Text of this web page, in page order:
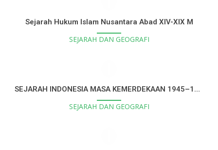
Sejarah Hukum Islam Nusantara Abad XIV-XIX M
SEJARAH DAN GEOGRAFI
SEJARAH INDONESIA MASA KEMERDEKAAN 1945–1998
SEJARAH DAN GEOGRAFI